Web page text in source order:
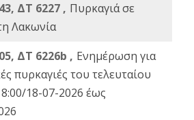
ΔΤ 6227 , Πυρκαγιά σε
Λακωνία
ΔΤ 6226b , Ενημέρωση για
πυρκαγιές του τελευταίου
18-07-2026 έως